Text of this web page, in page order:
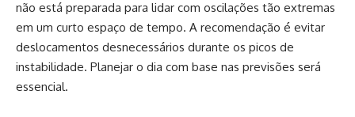
não está preparada para lidar com oscilações tão extremas
em um curto espaço de tempo. A recomendação é evitar
deslocamentos desnecessários durante os picos de
instabilidade. Planejar o dia com base nas previsões será
essencial.